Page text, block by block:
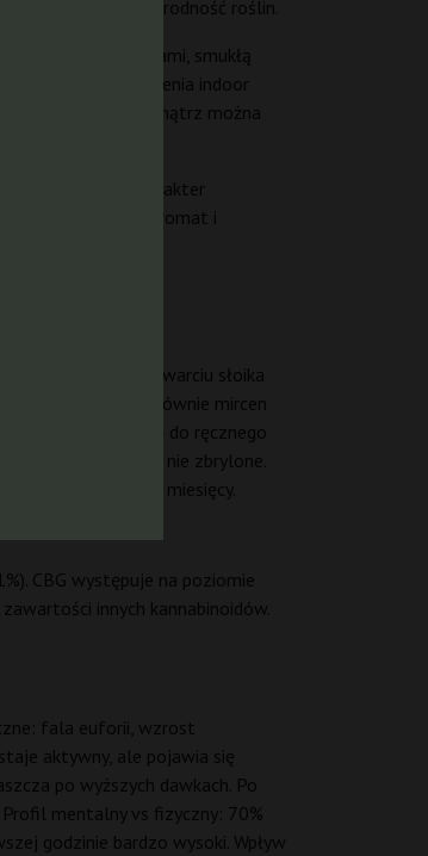
gwarantuje jednorodność roślin.
międzywęźlami, smukłą
koli. Czas kwitnienia indoor
g/m², a na zewnątrz można
Działanie ma charakter
cenią sobie siłę, aromat i
– już po otwarciu słoika
terpenowy to głównie mircen
nadają się do ręcznego
są zwarte, ale nie zbrylone.
przez 6–8 miesięcy.
CBG występuje na poziomie
innych kannabinoidów.
fala euforii, wzrost
aktywny, ale pojawia się
po wyższych dawkach. Po
mentalny vs fizyczny: 70%
godzinie bardzo wysoki. Wpływ